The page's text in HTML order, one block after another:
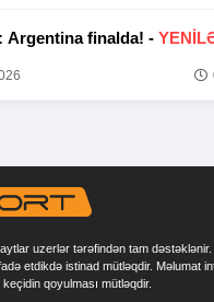
Argentina finalda! -
uzerlər tərəfindən tam dəstəklənir.
etdikdə istinad mütləqdir. Məlumat
qoyulması mütləqdir.